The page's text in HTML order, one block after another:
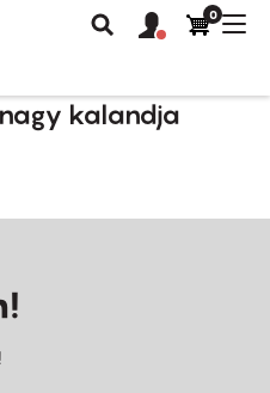
Keresés
Felhasználói
fiók
0
kalandja